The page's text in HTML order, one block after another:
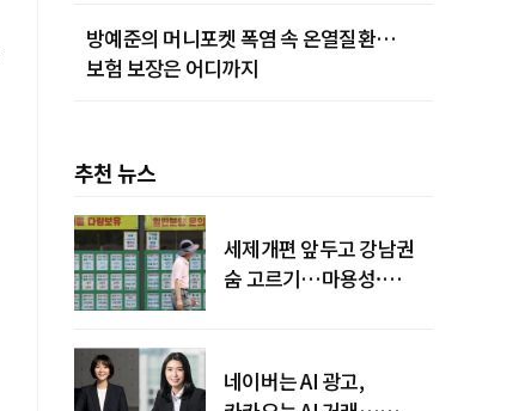
방예준의 머니포켓 폭염 속 온열질환…
보험 보장은 어디까지
추천 뉴스
세제개편 앞두고 강남권
숨 고르기…마용성·
네이버는 AI 광고,